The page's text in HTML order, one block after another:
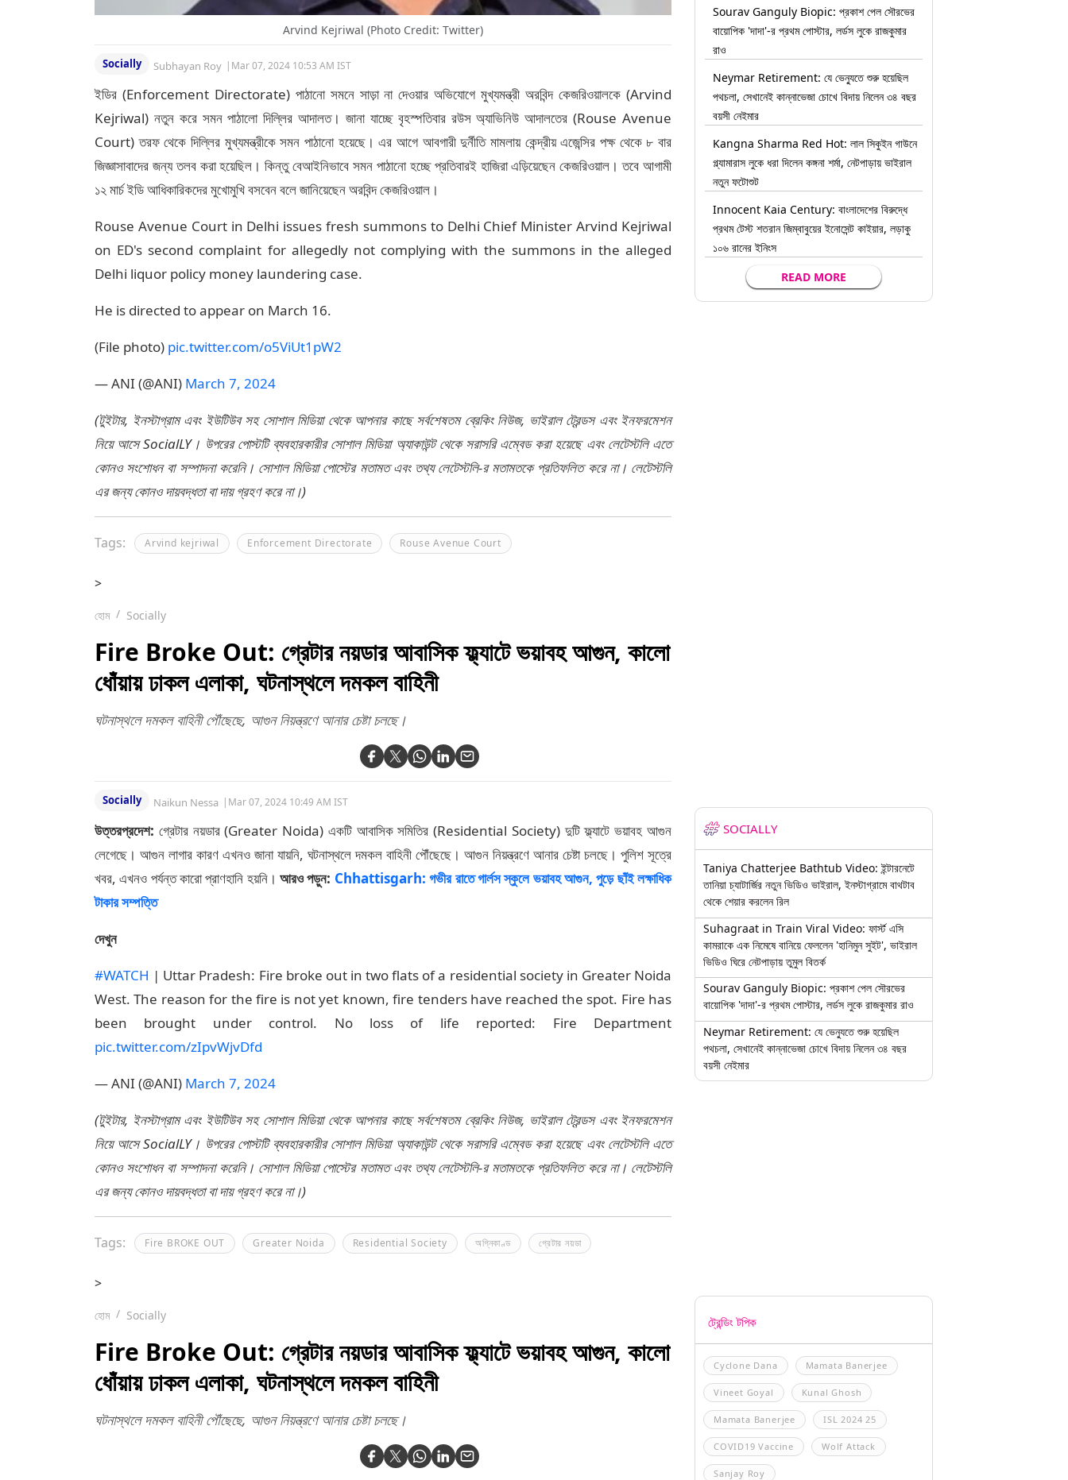
Arvind Kejriwal (Photo Credit: Twitter)
Socially Subhayan Roy | Mar 07, 2024 10:53 AM IST
ইডির (Enforcement Directorate) পাঠানো সমনে সাড়া না দেওয়ার অভিযোগে মুখ্যমন্ত্রী অরবিন্দ কেজরিওয়ালকে (Arvind
Kejriwal) নতুন করে সমন পাঠালো দিল্লির আদালত। জানা যাচ্ছে বৃহস্পতিবার রউস অ্যাভিনিউ আদালতের (Rouse Avenue
Court) তরফ থেকে দিল্লির মুখ্যমন্ত্রীকে সমন পাঠানো হয়েছে। এর আগে আবগারী দুর্নীতি মামলায় কেন্দ্রীয় এজেন্সির পক্ষ থেকে ৮ বার
জিজ্ঞাসাবাদের জন্য তলব করা হয়েছিল। কিন্তু বেআইনিভাবে সমন পাঠানো হচ্ছে প্রতিবারই হাজিরা এড়িয়েছেন কেজরিওয়াল। তবে আগামী
১২ মার্চ ইডি আধিকারিকদের মুখোমুখি বসবেন বলে জানিয়েছেন অরবিন্দ কেজরিওয়াল।
Rouse Avenue Court in Delhi issues fresh summons to Delhi Chief Minister Arvind Kejriwal
on ED's second complaint for allegedly not complying with the summons in the alleged
Delhi liquor policy money laundering case.
He is directed to appear on March 16.
(File photo) pic.twitter.com/o5ViUt1pW2
— ANI (@ANI) March 7, 2024
(টুইটার, ইনস্টাগ্রাম এবং ইউটিউব সহ সোশাল মিডিয়া থেকে আপনার কাছে সর্বশেষতম ব্রেকিং নিউজ, ভাইরাল ট্রেন্ডস এবং ইনফরমেশন
নিয়ে আসে SocialLY। উপরের পোস্টটি ব্যবহারকারীর সোশাল মিডিয়া অ্যাকাউন্ট থেকে সরাসরি এম্বেড করা হয়েছে এবং লেটেস্টলি এতে
কোনও সংশোধন বা সম্পাদনা করেনি। সোশাল মিডিয়া পোস্টের মতামত এবং তথ্য লেটেস্টলি-র মতামতকে প্রতিফলিত করে না। লেটেস্টলি
এর জন্য কোনও দায়বদ্ধতা বা দায় গ্রহণ করে না।)
Tags: Arvind kejriwal Enforcement Directorate Rouse Avenue Court
>
হোম Socially
Fire Broke Out: গ্রেটার নয়ডার আবাসিক ফ্ল্যাটে ভয়াবহ আগুন, কালো
ধোঁয়ায় ঢাকল এলাকা, ঘটনাস্থলে দমকল বাহিনী
ঘটনাস্থলে দমকল বাহিনী পৌঁছেছে, আগুন নিয়ন্ত্রণে আনার চেষ্টা চলছে।
Socially Naikun Nessa | Mar 07, 2024 10:49 AM IST
উত্তরপ্রদেশ: গ্রেটার নয়ডার (Greater Noida) একটি আবাসিক সমিতির (Residential Society) দুটি ফ্ল্যাটে ভয়াবহ আগুন
লেগেছে। আগুন লাগার কারণ এখনও জানা যায়নি, ঘটনাস্থলে দমকল বাহিনী পৌঁছেছে। আগুন নিয়ন্ত্রণে আনার চেষ্টা চলছে। পুলিশ সূত্রে
খবর, এখনও পর্যন্ত কারো প্রাণহানি হয়নি।আরও পড়ুন: Chhattisgarh: গভীর রাতে গার্লস স্কুলে ভয়াবহ আগুন, পুড়ে ছাঁই লক্ষাধিক
টাকার সম্পত্তি
দেখুন
#WATCH | Uttar Pradesh: Fire broke out in two flats of a residential society in Greater Noida
West. The reason for the fire is not yet known, fire tenders have reached the spot. Fire has
been brought under control. No loss of life reported: Fire Department
pic.twitter.com/zIpvWjvDfd
— ANI (@ANI) March 7, 2024
(টুইটার, ইনস্টাগ্রাম এবং ইউটিউব সহ সোশাল মিডিয়া থেকে আপনার কাছে সর্বশেষতম ব্রেকিং নিউজ, ভাইরাল ট্রেন্ডস এবং ইনফরমেশন
নিয়ে আসে SocialLY। উপরের পোস্টটি ব্যবহারকারীর সোশাল মিডিয়া অ্যাকাউন্ট থেকে সরাসরি এম্বেড করা হয়েছে এবং লেটেস্টলি এতে
কোনও সংশোধন বা সম্পাদনা করেনি। সোশাল মিডিয়া পোস্টের মতামত এবং তথ্য লেটেস্টলি-র মতামতকে প্রতিফলিত করে না। লেটেস্টলি
এর জন্য কোনও দায়বদ্ধতা বা দায় গ্রহণ করে না।)
Tags: Fire BROKE OUT Greater Noida Residential Society অগ্নিকাণ্ড গ্রেটার নয়ডা
>
হোম Socially
Fire Broke Out: গ্রেটার নয়ডার আবাসিক ফ্ল্যাটে ভয়াবহ আগুন, কালো
ধোঁয়ায় ঢাকল এলাকা, ঘটনাস্থলে দমকল বাহিনী
ঘটনাস্থলে দমকল বাহিনী পৌঁছেছে, আগুন নিয়ন্ত্রণে আনার চেষ্টা চলছে।
Sourav Ganguly Biopic: প্রকাশ পেল সৌরভের
বায়োপিক 'দাদা'-র প্রথম পোস্টার, লর্ডস লুকে রাজকুমার
রাও
Neymar Retirement: যে ভেন্যুতে শুরু হয়েছিল
পথচলা, সেখানেই কান্নাভেজা চোখে বিদায় নিলেন ৩৪ বছর
বয়সী নেইমার
Kangna Sharma Red Hot: লাল সিকুইন গাউনে
গ্ল্যামারাস লুকে ধরা দিলেন কঙ্গনা শর্মা, নেটপাড়ায় ভাইরাল
নতুন ফটোশুট
Innocent Kaia Century: বাংলাদেশের বিরুদ্ধে
প্রথম টেস্ট শতরান জিম্বাবুয়ের ইনোসেন্ট কাইয়ার, লড়াকু
১০৬ রানের ইনিংস
READ MORE
SOCIALLY
Taniya Chatterjee Bathtub Video: ইন্টারনেটে
তানিয়া চ্যাটার্জির নতুন ভিডিও ভাইরাল, ইনস্টাগ্রামে বাথটাব
থেকে শেয়ার করলেন রিল
Suhagraat in Train Viral Video: ফার্স্ট এসি
কামরাকে এক নিমেষে বানিয়ে ফেললেন 'হানিমুন সুইট', ভাইরাল
ভিডিও ঘিরে নেটপাড়ায় তুমুল বিতর্ক
Sourav Ganguly Biopic: প্রকাশ পেল সৌরভের
বায়োপিক 'দাদা'-র প্রথম পোস্টার, লর্ডস লুকে রাজকুমার রাও
Neymar Retirement: যে ভেন্যুতে শুরু হয়েছিল
পথচলা, সেখানেই কান্নাভেজা চোখে বিদায় নিলেন ৩৪ বছর
বয়সী নেইমার
ট্রেন্ডিং টপিক
Cyclone Dana Mamata Banerjee
Vineet Goyal Kunal Ghosh
Mamata Banerjee ISL 2024 25
COVID19 Vaccine Wolf Attack
Sanjay Roy